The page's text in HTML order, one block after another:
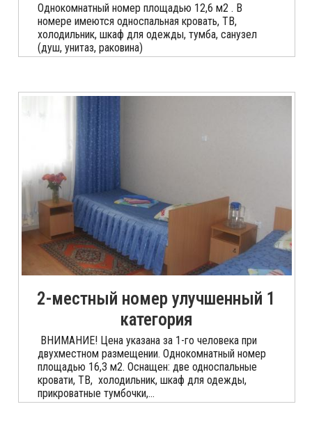
Однокомнатный номер площадью 12,6 м2 . В
номере имеются односпальная кровать, ТВ,
холодильник, шкаф для одежды, тумба, санузел
(душ, унитаз, раковина)
2-местный номер улучшенный 1
категория
ВНИМАНИЕ! Цена указана за 1-го человека при
двухместном размещении. Однокомнатный номер
площадью 16,3 м2. Оснащен: две односпальные
кровати, ТВ, холодильник, шкаф для одежды,
прикроватные тумбочки,...